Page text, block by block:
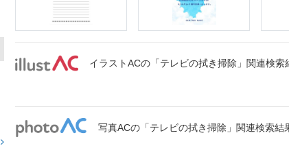
イラストACの「テレビの拭き掃除」関連検索
写真ACの「テレビの拭き掃除」関連検索結